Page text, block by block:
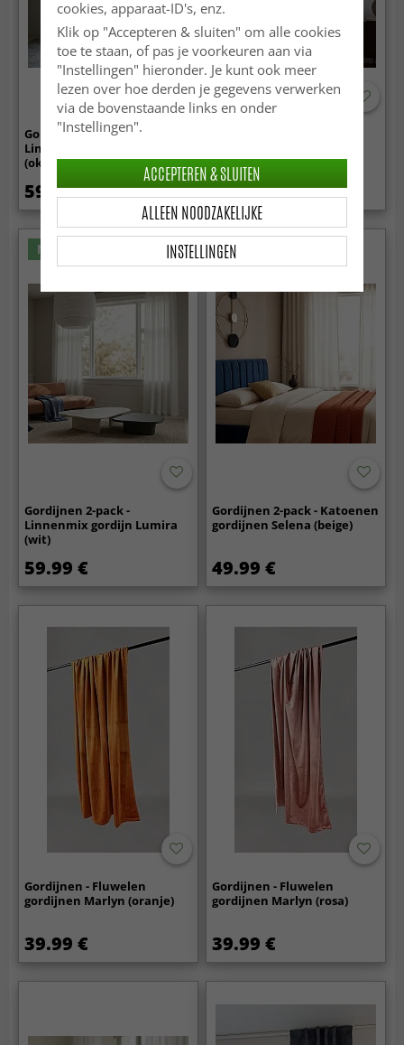
Gordijnen 2-pack -
Linnenmix gordijn Lumira
(oker)
59.99 €
(lichtblauw)
34.99 €
Nieuw
Gordijnen 2-pack -
Linnenmix gordijn Lumira
(wit)
59.99 €
Nieuw
Gordijnen 2-pack - Katoenen
gordijnen Selena (beige)
49.99 €
Gordijnen - Fluwelen
gordijnen Marlyn (oranje)
39.99 €
Gordijnen - Fluwelen
gordijnen Marlyn (rosa)
39.99 €
cookies, apparaat-ID's, enz.
Klik op "Accepteren & sluiten" om alle cookies
toe te staan, of pas je voorkeuren aan via
"Instellingen" hieronder. Je kunt ook meer
lezen over hoe derden je gegevens verwerken
via de bovenstaande links en onder
"Instellingen".
INSTELLINGEN
ALLEEN NOODZAKELIJKE
ACCEPTEREN & SLUITEN